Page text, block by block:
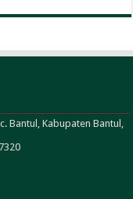
Bantul, Kabupaten Bantul,